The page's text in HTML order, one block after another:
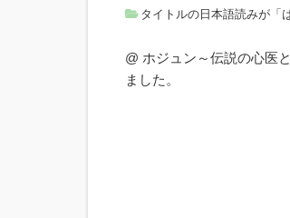
タイトルの日本語読みが「
@ ホジュン～伝説の心医
ました。